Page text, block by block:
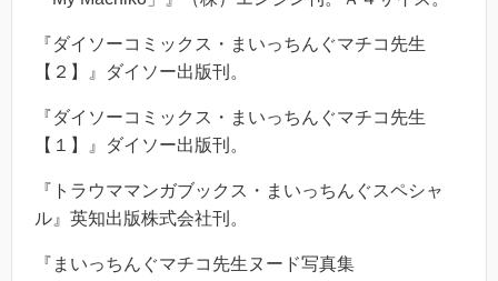
『ダイソーコミックス・まいっちんぐマチコ先生
【２】』ダイソー出版刊。
『ダイソーコミックス・まいっちんぐマチコ先生
【１】』ダイソー出版刊。
『トラウママンガブックス・まいっちんぐスペシャ
ル』英知出版株式会社刊。
『まいっちんぐマチコ先生ヌード写真集